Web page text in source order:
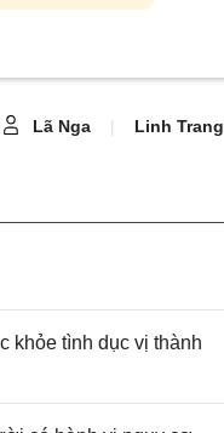
Lã Nga | Linh Trang
khỏe tình dục vị thành